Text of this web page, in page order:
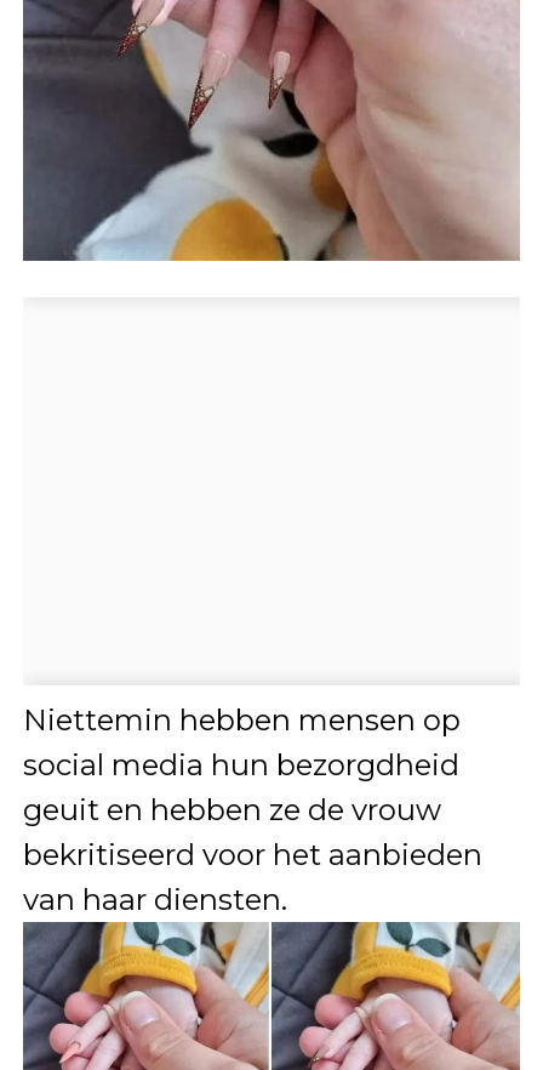
Niettemin hebben mensen op
social media hun bezorgdheid
geuit en hebben ze de vrouw
bekritiseerd voor het aanbieden
van haar diensten.